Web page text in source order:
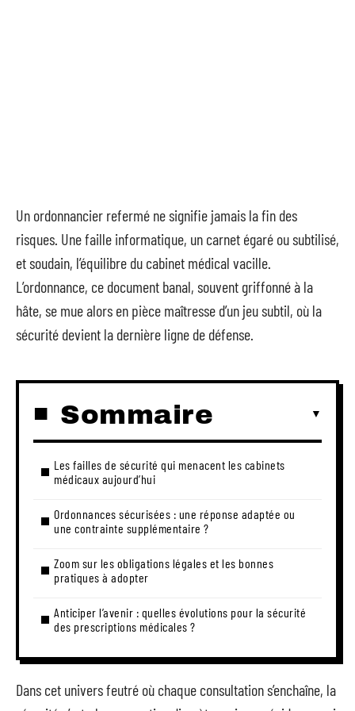
Un ordonnancier refermé ne signifie jamais la fin des
risques. Une faille informatique, un carnet égaré ou subtilisé,
et soudain, l’équilibre du cabinet médical vacille.
L’ordonnance, ce document banal, souvent griffonné à la
hâte, se mue alors en pièce maîtresse d’un jeu subtil, où la
sécurité devient la dernière ligne de défense.
Sommaire
Les failles de sécurité qui menacent les cabinets
médicaux aujourd’hui
Ordonnances sécurisées : une réponse adaptée ou
une contrainte supplémentaire ?
Zoom sur les obligations légales et les bonnes
pratiques à adopter
Anticiper l’avenir : quelles évolutions pour la sécurité
des prescriptions médicales ?
Dans cet univers feutré où chaque consultation s’enchaîne, la